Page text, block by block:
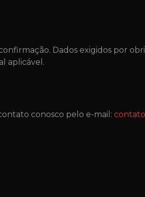
Dados exigidos por
aplicável.
conosco pelo e-mail: